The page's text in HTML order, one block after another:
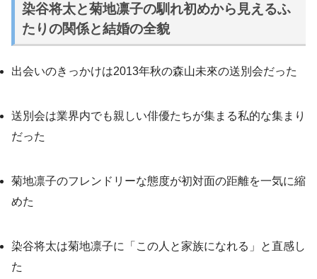
染谷将太と菊地凛子の馴れ初めから見えるふ
たりの関係と結婚の全貌
出会いのきっかけは2013年秋の森山未來の送別会だった
送別会は業界内でも親しい俳優たちが集まる私的な集まり
だった
菊地凛子のフレンドリーな態度が初対面の距離を一気に縮
めた
染谷将太は菊地凛子に「この人と家族になれる」と直感し
た